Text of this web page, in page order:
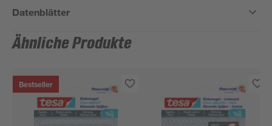
Datenblätter
Ähnliche Produkte
Bestseller